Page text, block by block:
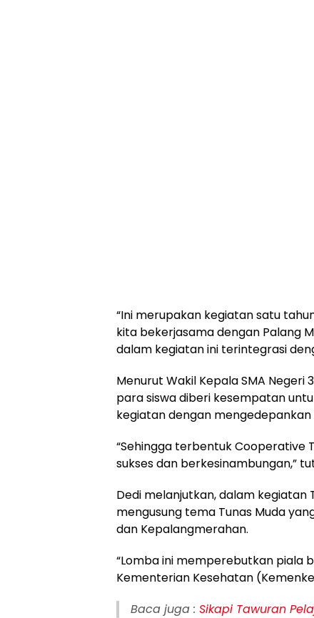
“Ini merupakan kegiatan satu
kita bekerjasama dengan Palang
dalam kegiatan ini terintegrasi
Menurut Wakil Kepala SMA Negeri
para siswa diberi kesempatan
kegiatan dengan
“Sehingga terbentuk Cooperative
sukses dan berkesinambungan,”
Dedi melanjutkan, dalam kegiatan
mengusung tema Tunas Muda
dan Kepalangmerahan.
“Lomba ini memperebutkan piala
Kementerian Kesehatan
Baca juga : Sikapi Tawuran